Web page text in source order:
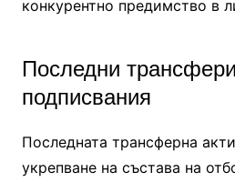
конкурентно предимство в
Последни
подписвания
Последната трансферна
укрепване на състава на